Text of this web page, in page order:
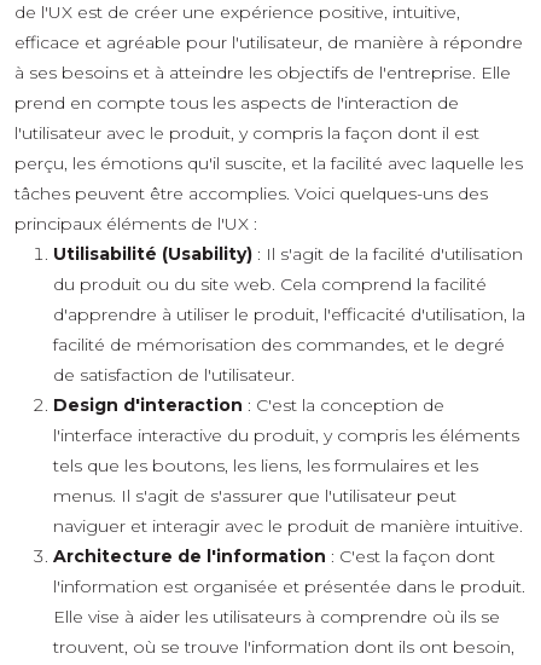
de l'UX est de créer une expérience positive, intuitive,
efficace et agréable pour l'utilisateur, de manière à répondre
à ses besoins et à atteindre les objectifs de l'entreprise. Elle
prend en compte tous les aspects de l'interaction de
l'utilisateur avec le produit, y compris la façon dont il est
perçu, les émotions qu'il suscite, et la facilité avec laquelle les
tâches peuvent être accomplies. Voici quelques-uns des
principaux éléments de l'UX :
Utilisabilité (Usability) : Il s'agit de la facilité d'utilisation
du produit ou du site web. Cela comprend la facilité
d'apprendre à utiliser le produit, l'efficacité d'utilisation, la
facilité de mémorisation des commandes, et le degré
de satisfaction de l'utilisateur.
Design d'interaction : C'est la conception de
l'interface interactive du produit, y compris les éléments
tels que les boutons, les liens, les formulaires et les
menus. Il s'agit de s'assurer que l'utilisateur peut
naviguer et interagir avec le produit de manière intuitive.
Architecture de l'information : C'est la façon dont
l'information est organisée et présentée dans le produit.
Elle vise à aider les utilisateurs à comprendre où ils se
trouvent, où se trouve l'information dont ils ont besoin,